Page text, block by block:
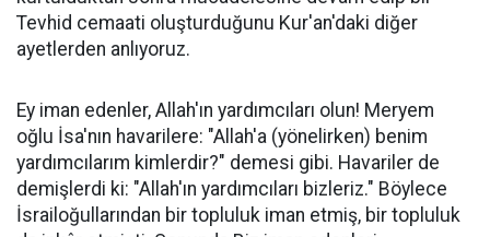
Tevhid cemaati oluşturduğunu Kur'an'daki diğer
ayetlerden anlıyoruz.
Ey iman edenler, Allah'ın yardımcıları olun! Meryem
oğlu İsa'nın havarilere: "Allah'a (yönelirken) benim
yardımcılarım kimlerdir?" demesi gibi. Havariler de
demişlerdi ki: "Allah'ın yardımcıları bizleriz." Böylece
İsrailoğullarından bir topluluk iman etmiş, bir topluluk